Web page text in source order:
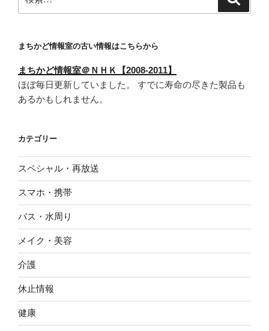
索:
まちかど情報室の古い情報はこちらから
まちかど情報室＠ＮＨＫ【2008-2011】
ほぼ毎日更新していました。 すでに寿命の尽きた製品も
あるかもしれません。
カテゴリー
スペシャル・再放送
スマホ・携帯
バス・水周り
メイク・美容
介護
休止情報
健康